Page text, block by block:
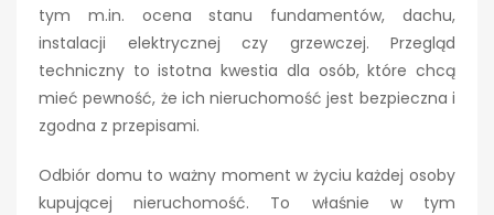
tym m.in. ocena stanu fundamentów, dachu,
instalacji elektrycznej czy grzewczej. Przegląd
techniczny to istotna kwestia dla osób, które chcą
mieć pewność, że ich nieruchomość jest bezpieczna i
zgodna z przepisami.
Odbiór domu to ważny moment w życiu każdej osoby
kupującej nieruchomość. To właśnie w tym